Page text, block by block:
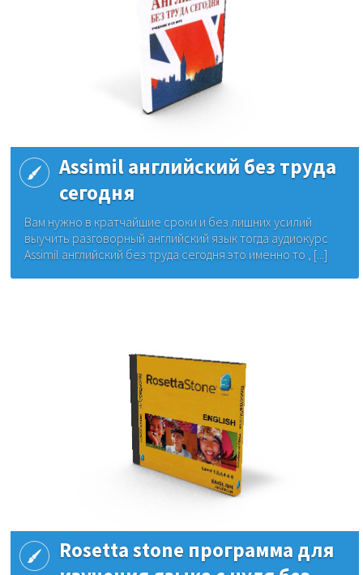
Assimil английский без труда
сегодня
Вам нужно в кратчайшие сроки и без лишних усилий
выучить разговорный английский язык тогда аудиокурс
Assimil английский без труда сегодня это именно то , [...]
Rosetta stone программа для